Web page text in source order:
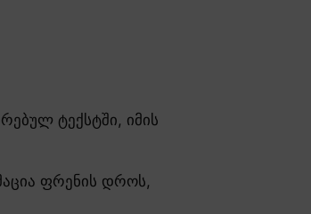
ტექსტში, იმის
ფრენის დროს,